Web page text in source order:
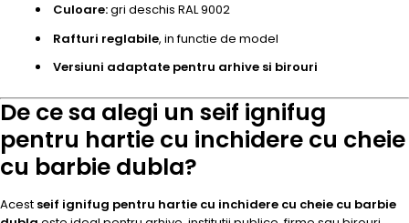
Culoare:gri deschis RAL 9002
Rafturi reglabile, in functie de model
Versiuni adaptate pentru arhive si birouri
De ce sa alegi un seif ignifug
pentru hartie cu inchidere cu cheie
cu barbie dubla?
Acest seif ignifug pentru hartie cu inchidere cu cheie cu barbie